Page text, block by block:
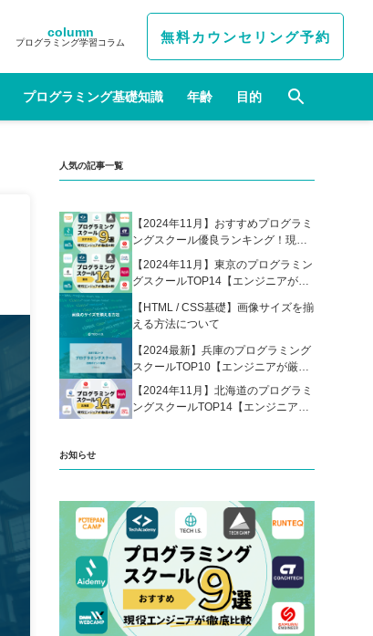
column
プログラミング学習コラム 無料カウンセリング予約
プログラミング基礎知識 年齢 目的
人気の記事一覧
【2024年11月】おすすめプログラミ
ングスクール優良ランキング！現役
エンジニアが選んだ人気プログラミ
ングスクールの比較表あり
【2024年11月】東京のプログラミン
グスクールTOP14【エンジニアが厳
【HTML / CSS基礎】画像サイズを揃
える方法について
【2024最新】兵庫のプログラミング
スクールTOP10【エンジニアが厳
選】
【2024年11月】北海道のプログラミ
ングスクールTOP14【エンジニアが
お知らせ